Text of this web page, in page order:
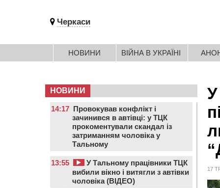
Черкаси
НОВИНИ ВІЙНА В УКРАЇНІ
У
17
НОВИНИ
14:17 Провокував конфлікт і
зачинився в автівці: у ТЦК
прокоментували скандал із
затриманням чоловіка у
Тальному
13:55
У Тальному працівники ТЦК
вибили вікно і витягли з автівки
чоловіка (ВІДЕО)